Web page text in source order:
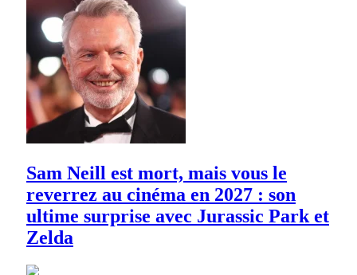
Sam Neill est mort, mais vous le
reverrez au cinéma en 2027 : son
ultime surprise avec Jurassic Park et
Zelda